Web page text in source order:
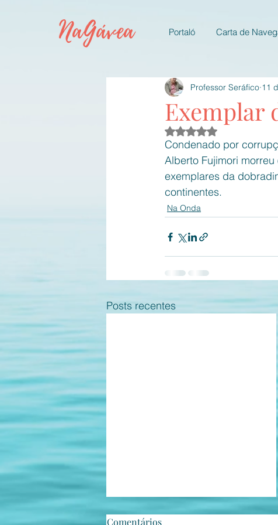
NaGávea Portaló Carta de
Exemplar
Professor Seráfico 11
Avaliado com NaN de 5
Condenado por
Alberto Fujimori
exemplares da
continentes.
Na Onda
Posts recentes
Comentários